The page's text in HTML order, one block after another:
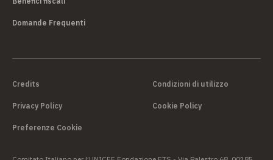
Domande Frequenti
Credits Condizioni di utilizzo
Privacy Policy Cookie Policy
Preferenze Cookie